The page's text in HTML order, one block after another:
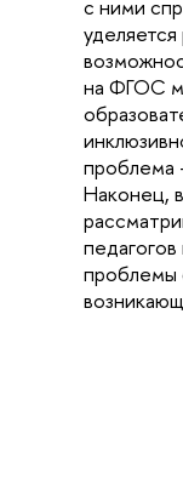
с ними
на ФГОС
проблема
Наконец,
проблемы